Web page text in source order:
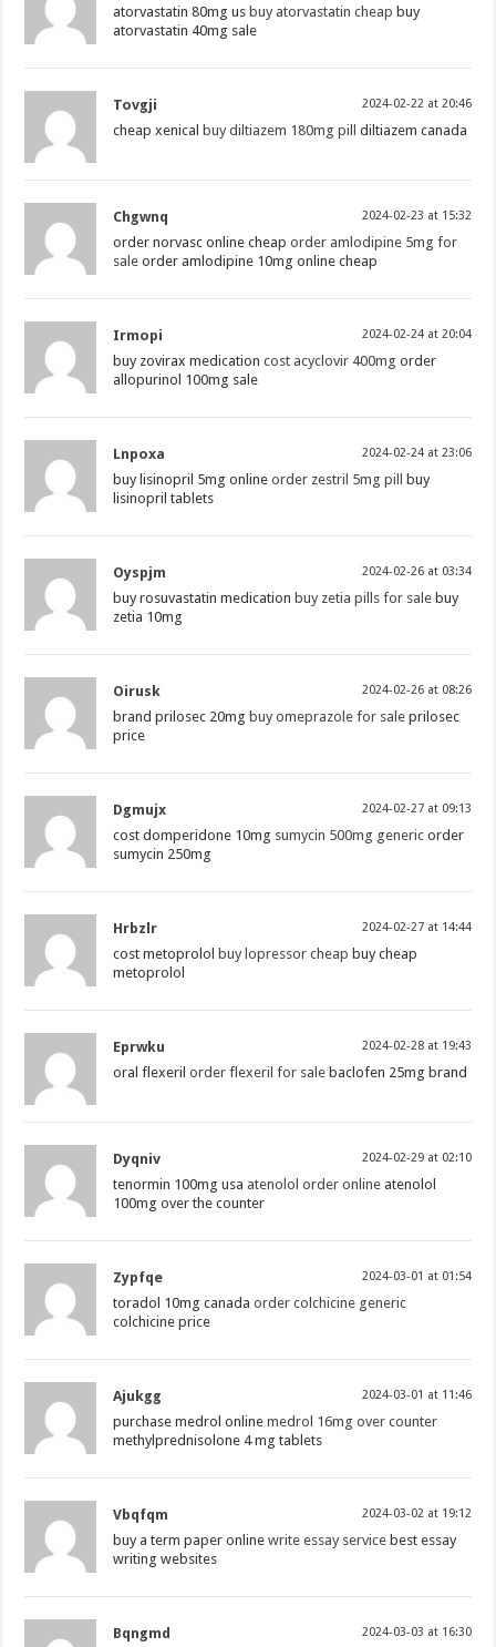
atorvastatin 80mg us buy atorvastatin cheap buy
atorvastatin 40mg sale
Tovgji 2024-02-22 at 20:46
cheap xenical buy diltiazem 180mg pill diltiazem canada
Chgwnq 2024-02-23 at 15:32
order norvasc online cheaporder amlodipine 5mg for
sale order amlodipine 10mg online cheap
Irmopi 2024-02-24 at 20:04
buy zovirax medicationcost acyclovir 400mg order
allopurinol 100mg sale
Lnpoxa 2024-02-24 at 23:06
buy lisinopril 5mg onlineorder zestril 5mg pill
buy
lisinopril tablets
Oyspjm 2024-02-26 at 03:34
buy rosuvastatin medication buy zetia pills for sale buy
zetia 10mg
Oirusk 2024-02-26 at 08:26
brand prilosec 20mg buy omeprazole for sale prilosec
price
Dgmujx 2024-02-27 at 09:13
cost domperidone 10mg sumycin 500mg generic order
sumycin 250mg
Hrbzlr 2024-02-27 at 14:44
cost metoprolol buy lopressor cheap buy cheap
metoprolol
Eprwku 2024-02-28 at 19:43
oral flexerilorder flexeril for sale baclofen 25mg brand
Dyqniv 2024-02-29 at 02:10
tenormin 100mg usa atenolol order online atenolol
100mg over the counter
Zypfqe 2024-03-01 at 01:54
toradol 10mg canadaorder colchicine generic
colchicine price
Ajukgg 2024-03-01 at 11:46
purchase medrol onlinemedrol 16mg over counter
methylprednisolone 4 mg tablets
Vbqfqm 2024-03-02 at 19:12
buy a term paper onlinewrite essay service best essay
writing websites
Bqngmd 2024-03-03 at 16:30